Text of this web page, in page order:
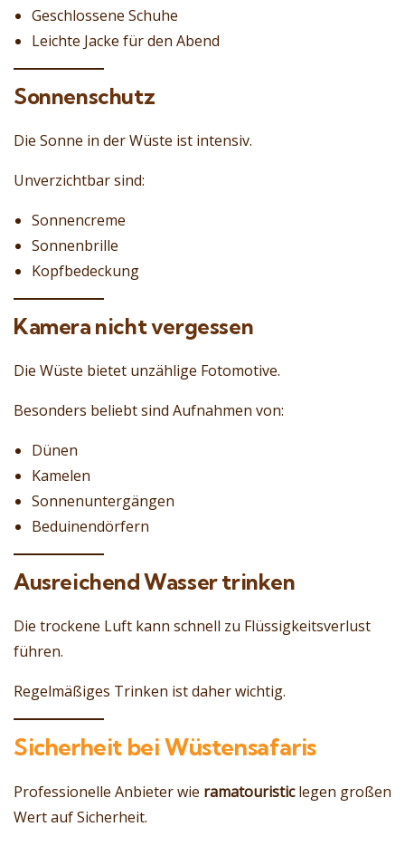
Geschlossene Schuhe
Leichte Jacke für den Abend
Sonnenschutz
Die Sonne in der Wüste ist intensiv.
Unverzichtbar sind:
Sonnencreme
Sonnenbrille
Kopfbedeckung
Kamera nicht vergessen
Die Wüste bietet unzählige Fotomotive.
Besonders beliebt sind Aufnahmen von:
Dünen
Kamelen
Sonnenuntergängen
Beduinendörfern
Ausreichend Wasser trinken
Die trockene Luft kann schnell zu Flüssigkeitsverlust
führen.
Regelmäßiges Trinken ist daher wichtig.
Sicherheit bei Wüstensafaris
Professionelle Anbieter wie ramatouristiclegen großen
Wert auf Sicherheit.